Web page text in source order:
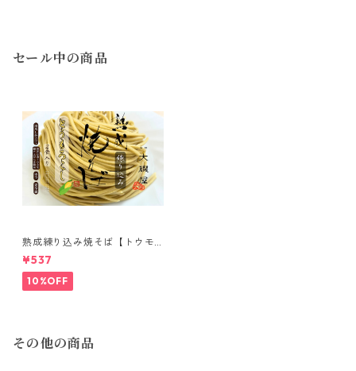
セール中の商品
熟成練り込み焼そば【トウモ
ロコシ】2食入
¥537
10%OFF
その他の商品